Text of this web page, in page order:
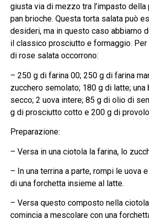
giusta via di mezzo tra l’impasto della
pan brioche. Questa torta salata può
desideri, ma in questo caso abbiamo
il classico prosciutto e formaggio.
di rose salata occorrono:
– 250 g di farina 00; 250 g di farina
zucchero semolato; 180 g di latte;
secco; 2 uova intere; 85 g di olio di
g di prosciutto cotto e 200 g di
Preparazione:
– Versa in una ciotola la farina, lo
– In una terrina a parte, rompi le uova
di una forchetta insieme al latte.
– Versa questo composto nella
comincia a mescolare con una